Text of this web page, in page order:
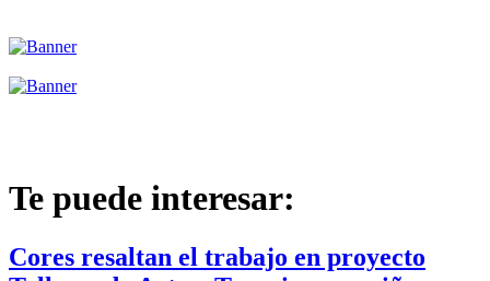
Te puede interesar:
Cores resaltan el trabajo en proyecto